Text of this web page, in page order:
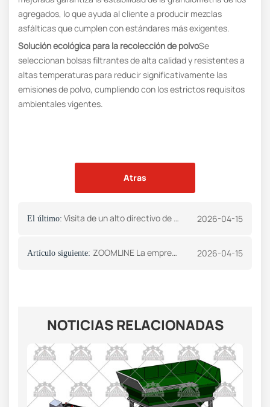
agregados, lo que ayuda al cliente a producir mezclas
asfálticas que cumplen con estándares más exigentes.
Solución ecológica para la recolección de polvoSe
seleccionan bolsas filtrantes de alta calidad y resistentes a
altas temperaturas para reducir significativamente las
emisiones de polvo, cumpliendo con los estrictos requisitos
ambientales vigentes.
Atras
El último: Visita de un alto directivo de la construcción de Georgia ZOOMLINE 2026-04-15
Artículo siguiente: ZOOMLINE La empresa Machinery consigue con éxito un pedido de piezas para quemadores de carbón con un cliente de Kazajistán. 2026-04-15
NOTICIAS RELACIONADAS